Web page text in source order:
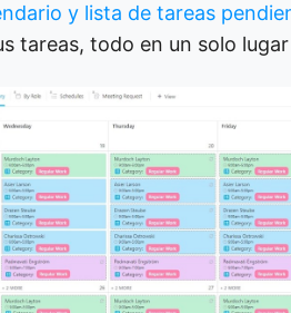
y lista de tareas
tareas, todo en un solo